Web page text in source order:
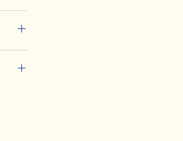
容產
希望
讓顧
，讓
，